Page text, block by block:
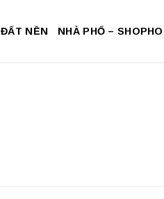
ĐẤT NỀN NHÀ PHỐ –